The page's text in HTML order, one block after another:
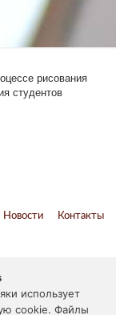
рисования
студентов
Новости Контакты
использует
cookie. Файлы